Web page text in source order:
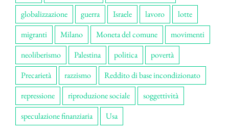
globalizzazione
guerra Israele lavoro
lotte
migranti
Milano Moneta del comune
movimenti
neoliberismo
Palestina politica
povertà
Precarietà
razzismo
Reddito di base incondizionato
repressione
riproduzione sociale
soggettività
speculazione finanziaria
Usa